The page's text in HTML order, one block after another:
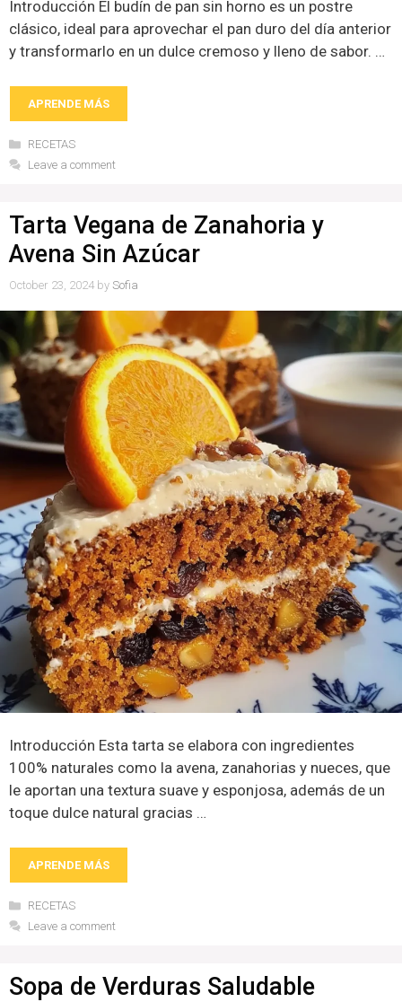
Introducción El budín de pan sin horno es un postre
clásico, ideal para aprovechar el pan duro del día anterior
y transformarlo en un dulce cremoso y lleno de sabor. …
APRENDE MÁS
Categories
RECETAS
Leave a comment
Tarta Vegana de Zanahoria y
Avena Sin Azúcar
October 23, 2024 by Sofia
Introducción Esta tarta se elabora con ingredientes
100% naturales como la avena, zanahorias y nueces, que
le aportan una textura suave y esponjosa, además de un
toque dulce natural gracias …
APRENDE MÁS
Categories
RECETAS
Leave a comment
Sopa de Verduras Saludable